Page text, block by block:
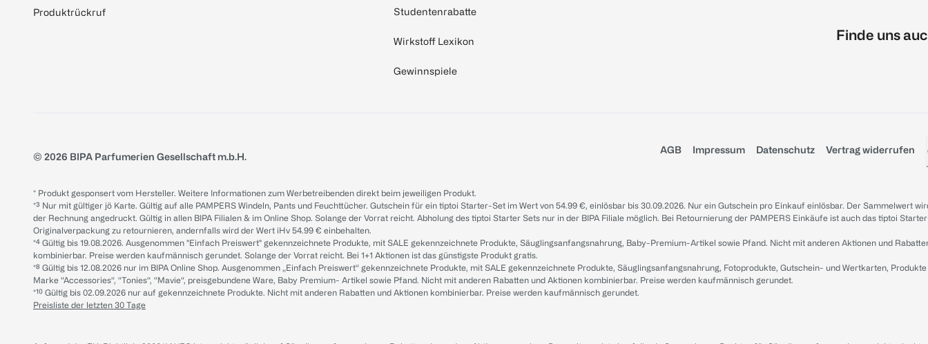
Produktrückruf Studentenrabatte
Wirkstoff Lexikon
Gewinnspiele
Finde uns
© 2026 BIPA Parfumerien Gesellschaft m.b.H.
AGB Impressum Datenschutz Vertrag widerrufen
* Produkt gesponsert vom Hersteller. Weitere Informationen zum Werbetreibenden direkt beim jeweiligen Produkt.
*³ Nur mit gültiger jö Karte. Gültig auf alle PAMPERS Windeln, Pants und Feuchttücher. Gutschein für ein tiptoi Starter-Set im Wert von 54.99 €, einlösbar bis 30.09.2026. Nur ein Gutschein pro Einkauf einlösbar. Der Sammelwert
der Rechnung angedruckt. Gültig in allen BIPA Filialen & im Online Shop. Solange der Vorrat reicht. Abholung des tiptoi Starter Sets nur in der BIPA Filiale möglich. Bei Retournierung der PAMPERS Einkäufe ist auch das tiptoi
Originalverpackung zu retournieren, andernfalls wird der Wert iHv 54.99 € einbehalten.
*⁴ Gültig bis 19.08.2026. Ausgenommen "Einfach Preiswert" gekennzeichnete Produkte, mit SALE gekennzeichnete Produkte, Säuglingsanfangsnahrung, Baby-Premium-Artikel sowie Pfand. Nicht mit anderen Aktionen und
kombinierbar. Preise werden kaufmännisch gerundet. Solange der Vorrat reicht. Bei 1+1 Aktionen ist das günstigste Produkt gratis.
*⁸ Gültig bis 12.08.2026 nur im BIPA Online Shop. Ausgenommen „Einfach Preiswert“ gekennzeichnete Produkte, mit SALE gekennzeichnete Produkte, Säuglingsanfangsnahrung, Fotoprodukte, Gutschein- und Wertkarten,
Marke “Accessories“, “Tonies“, “Mavie“, preisgebundene Ware, Baby Premium- Artikel sowie Pfand. Nicht mit anderen Rabatten und Aktionen kombinierbar. Preise werden kaufmännisch gerundet.
*¹⁰ Gültig bis 02.09.2026 nur auf gekennzeichnete Produkte. Nicht mit anderen Rabatten und Aktionen kombinierbar. Preise werden kaufmännisch gerundet.
Preisliste der letzten 30 Tage